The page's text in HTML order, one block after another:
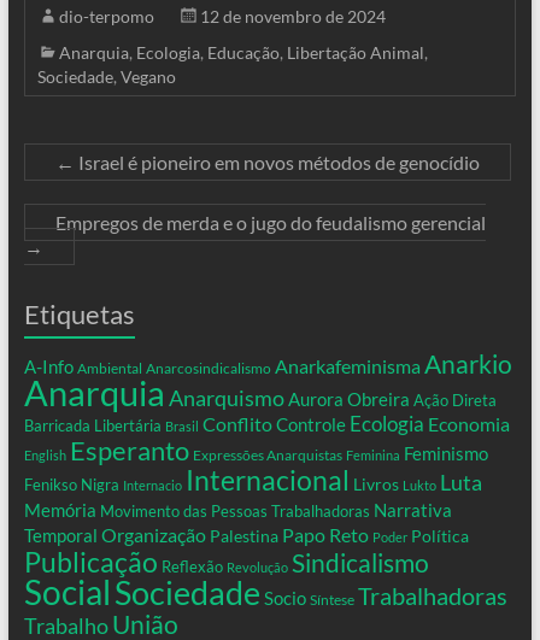
dio-terpomo
12 de novembro de 2024
Anarquia, Ecologia, Educação, Libertação Animal,
Sociedade, Vegano
← Israel é pioneiro em novos métodos de genocídio
Empregos de merda e o jugo do feudalismo gerencial
→
Etiquetas
A-Info Ambiental Anarcosindicalismo Anarkafeminisma Anarkio
Anarquia Anarquismo Aurora Obreira Ação Direta
Barricada Libertária Brasil ConflitoControle Ecologia Economia
English Esperanto Expressões Anarquistas Feminina Feminismo
Fenikso Nigra Internacio Internacional Livros Lukto Luta
Memória Movimento das Pessoas Trabalhadoras Narrativa
Temporal Organização Palestina Papo Reto Poder Política
Publicação Reflexão Revolução Sindicalismo
SocialSociedade Socio Síntese Trabalhadoras
Trabalho União